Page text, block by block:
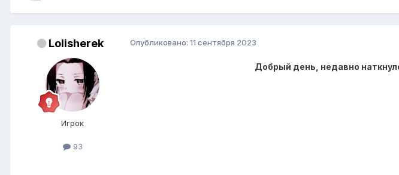
Lolisherek
Игрок
93
Опубликовано: 11 сентября 2023
Добрый день, недавно